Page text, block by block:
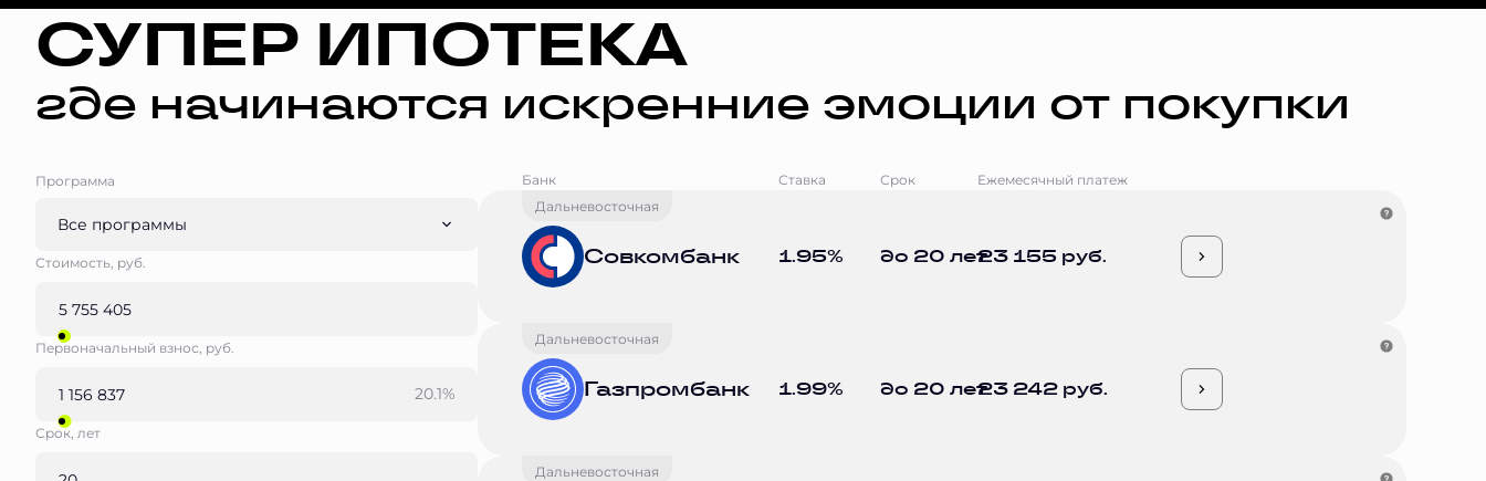
СУПЕР ИПОТЕКА
где начинаются искренние эмоции от покупки
Программа
Все программы
Стоимость, руб.
Первоначальный взнос, руб.
20.1%
Срок, лет
Банк Ставка Срок
Ежемесячный платеж
Дальневосточная
Совкомбанк 1.95% до 20 лет23 155 руб.
Дальневосточная
Газпромбанк 1.99% до 20 лет23 242 руб.
Дальневосточная